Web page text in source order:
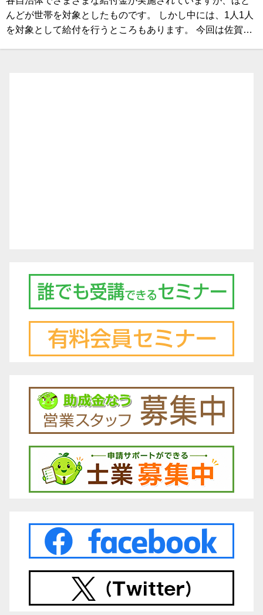
んどが世帯を対象としたものです。 しかし中には、1人1人
を対象として給付を行うところもあります。 今回は佐賀…